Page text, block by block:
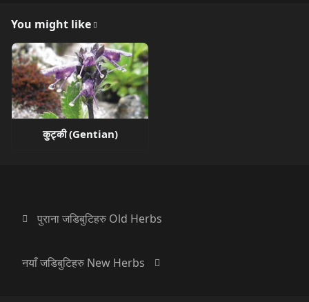
You might like
कुट्की (Gentian)
पुराना जडिबुटिहरु Old Herbs
नयाँ जडिबुटिहरु New Herbs